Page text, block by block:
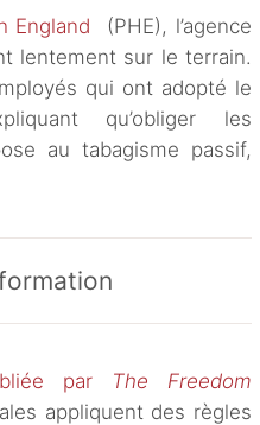
England (PHE), l’agence
lentement sur le terrain.
qui ont adopté le
qu’obliger les
au tabagisme passif,
par
The Freedom
appliquent des règles